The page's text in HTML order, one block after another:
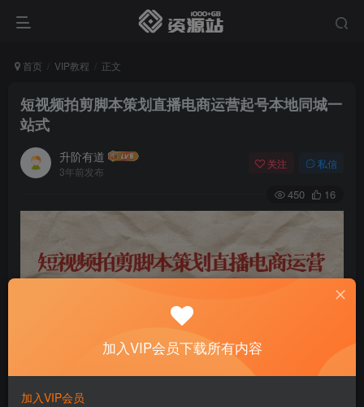
首页 VIP教程 正文
短视频拍剪脚本策划直播电商运营起号本地同城一
站式
升阶有道
3年前发布
关注 私信
450 16
课程内容:
加入VIP会员下载所有内容
加入VIP会员